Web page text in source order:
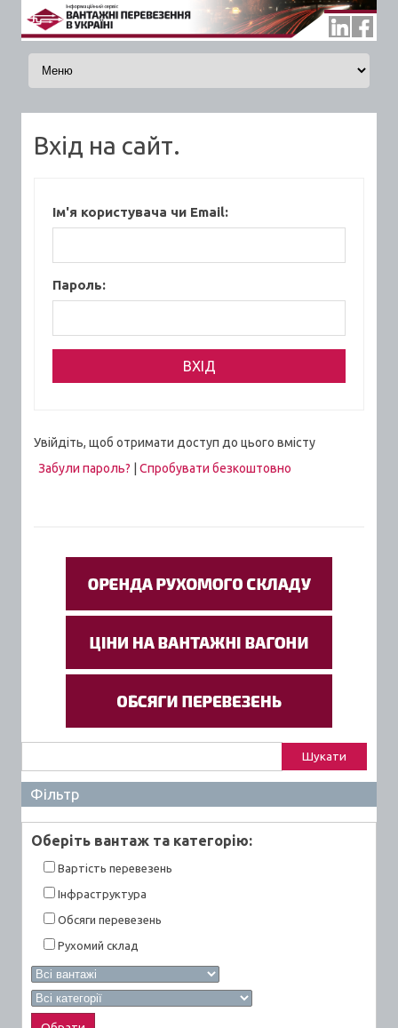
Skip to content
Вхід на сайт.
Ім'я користувача чи Email:
Пароль:
Увійдіть, щоб отримати доступ до цього вмісту
Забули пароль?
Спробувати безкоштовно
Фільтр
Оберiть вантаж та категорiю:
Вартiсть перевезень
Інфраструктура
Обсяги перевезень
Рухомий склад